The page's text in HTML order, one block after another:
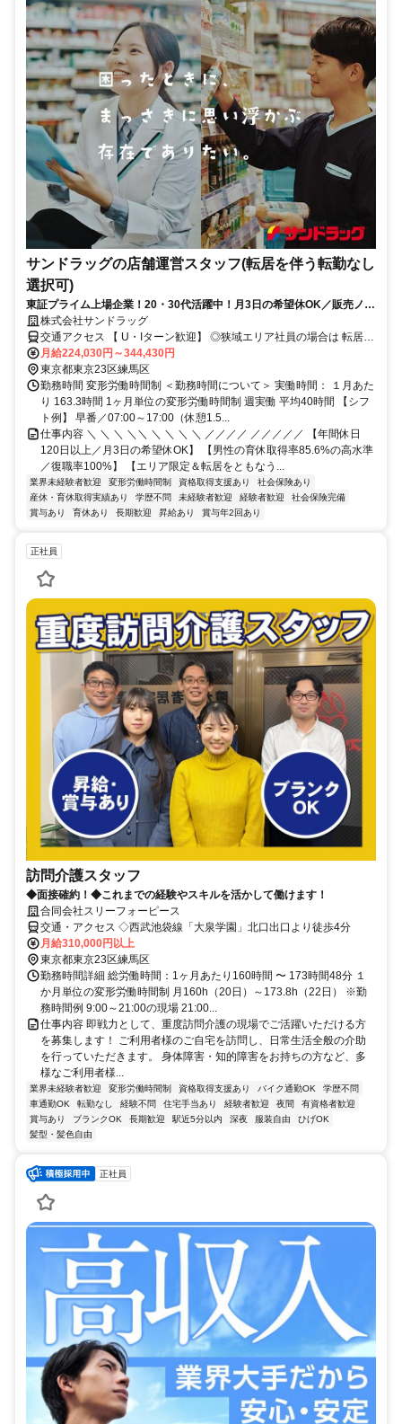
サンドラッグの店舗運営スタッフ(転居を伴う転勤なし
選択可)
東証プライム上場企業！20・30代活躍中！月3日の希望休OK／販売ノル
マなし／年収例32歳SV816万円／販促企画～商品管理など店舗運営がメ
インの仕事
株式会社サンドラッグ
交通アクセス 【 U・Iターン歓迎】 ◎狭域エリア社員の場合は 転居を
伴う転勤はありません。 ◎マイカー通勤OK
月給224,030円～344,430円
東京都東京23区練馬区
勤務時間 変形労働時間制 ＜勤務時間について＞ 実働時間： １月あた
り 163.3時間 1ヶ月単位の変形労働時間制 週実働 平均40時間 【シフ
ト例】 早番／07:00～17:00（休憩1.5...
仕事内容 ＼ ＼ ＼ ＼＼ ＼ ＼ ＼ ＼ ／／／／ ／／／／／ 【年間休日
120日以上／月3日の希望休OK】 【男性の育休取得率85.6%の高水準
／復職率100%】 【エリア限定＆転居をともなう...
業界未経験者歓迎 変形労働時間制 資格取得支援あり
社会保険あり
産休・育休取得実績あり
学歴不問 未経験者歓迎 経験者歓迎
社会保険完備
賞与あり
育休あり 長期歓迎 昇給あり 賞与年2回あり
正社員
訪問介護スタッフ
◆面接確約！◆これまでの経験やスキルを活かして働けます！
合同会社スリーフォーピース
交通・アクセス ◇西武池袋線「大泉学園」北口出口より徒歩4分
月給310,000円以上
東京都東京23区練馬区
勤務時間詳細 総労働時間：1ヶ月あたり160時間 〜 173時間48分 １
か月単位の変形労働時間制 月160h（20日）～173.8h（22日） ※勤
務時間例 9:00～21:00の現場 21:00...
仕事内容 即戦力として、重度訪問介護の現場でご活躍いただける方
を募集します！ ご利用者様のご自宅を訪問し、日常生活全般の介助
を行っていただきます。 身体障害・知的障害をお持ちの方など、多
様なご利用者様...
業界未経験者歓迎 変形労働時間制 資格取得支援あり バイク通勤OK
学歴不問
車通勤OK
転勤なし 経験不問 住宅手当あり 経験者歓迎 夜間
有資格者歓迎
賞与あり
ブランクOK 長期歓迎 駅近5分以内 深夜 服装自由
ひげOK
髪型・髪色自由
正社員